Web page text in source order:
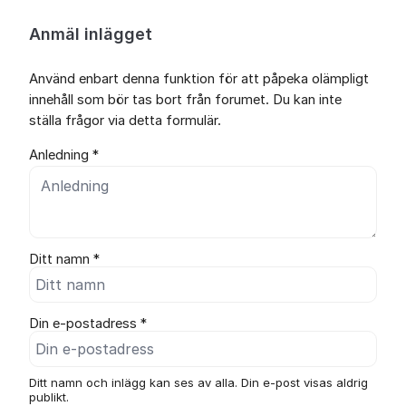
Anmäl inlägget
Använd enbart denna funktion för att påpeka olämpligt
innehåll som bör tas bort från forumet. Du kan inte
ställa frågor via detta formulär.
Anledning *
Ditt namn *
Din e-postadress *
Ditt namn och inlägg kan ses av alla. Din e-post visas aldrig
publikt.